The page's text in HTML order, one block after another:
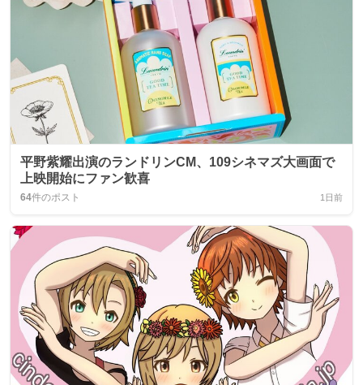
平野紫耀出演のランドリンCM、109シネマズ大画面で
上映開始にファン歓喜
64件のポスト 1日前